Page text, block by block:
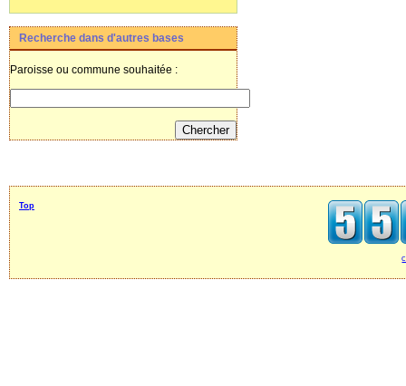
Recherche dans d'autres bases
Paroisse ou commune souhaitée :
Top